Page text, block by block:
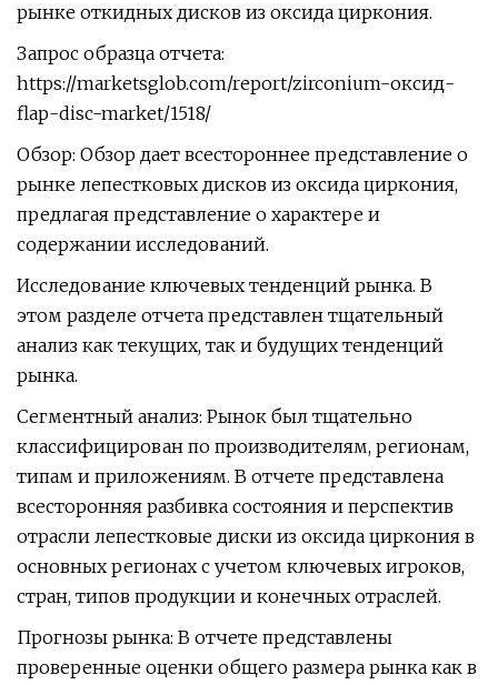
рынке откидных дисков из оксида циркония.
Запрос образца отчета:
https://marketsglob.com/report/zirconium-оксид-
flap-disc-market/1518/
Обзор: Обзор дает всестороннее представление о
рынке лепестковых дисков из оксида циркония,
предлагая представление о характере и
содержании исследований.
Исследование ключевых тенденций рынка. В
этом разделе отчета представлен тщательный
анализ как текущих, так и будущих тенденций
рынка.
Сегментный анализ: Рынок был тщательно
классифицирован по производителям, регионам,
типам и приложениям. В отчете представлена ​​
всесторонняя разбивка состояния и перспектив
отрасли лепестковые диски из оксида циркония в
основных регионах с учетом ключевых игроков,
стран, типов продукции и конечных отраслей.
Прогнозы рынка: В отчете представлены
проверенные оценки общего размера рынка как в